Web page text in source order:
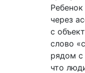
через
с
слово
рядом с
что